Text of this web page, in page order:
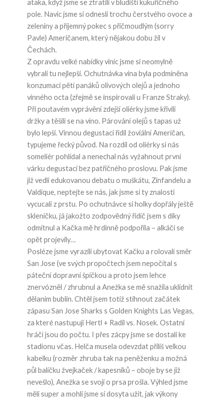
ataka, když jsme se ztratili v bludišti kukuřičného
pole. Navíc jsme si odnesli trochu čerstvého ovoce a
zeleniny a příjemný pokec s přičmoudlým (sorry
Pavle) Američanem, který nějakou dobu žil v
Čechách.
Z opravdu velké nabídky vinic jsme si neomylně
vybrali tu nejlepší. Ochutnávka vína byla podmíněna
konzumací pěti panáků olivových olejů a jednoho
vinného octa (zřejmě se inspirovali u Franze Straky).
Při poutavém vyprávění zdejší oliérky jsme křivili
držky a těšili se na víno. Párování olejů s tapas už
bylo lepší. Vinnou degustaci řídil žoviální Američan,
typujeme řecký původ. Na rozdíl od oliérky si nás
someliér pohlídal a nenechal nás vyžahnout první
várku degustaci bez patřičného proslovu. Pak jsme
již vedli edukovanou debatu o muškátu, Zinfandelu a
Valdique, neptejte se nás, jak jsme si ty znalosti
vycucali z prstu. Po ochutnávce si holky dopřály ještě
skleničku, já jakožto zodpovědný řidič jsem s díky
odmítnul a Kačka mě hrdinně podpořila – alkáči se
opět projevily…
Posléze jsme vyrazili ubytovat Kačku a rolovali směr
San Jose (ve svých propočtech jsem nepočítal s
páteční dopravní špičkou a proto jsem lehce
znervózněl / zhrubnul a Anežka se mě snažila uklidnit
dělaním bublin. Chtěl jsem totiž stihnout začátek
zápasu San Jose Sharks s Golden Knights Las Vegas,
za které nastupují Hertl + Radil vs. Nosek. Ostatní
hráči jsou do počtu. I přes zácpy jsme se dostali ke
stadionu včas. Helča musela odevzdat příliš velkou
kabelku (rozměr zhruba tak na peněženku a možná
půl balíčku žvejkaček / kapesníků – oboje by se již
nevešlo), Anežka se svojí o prsa prošla. Výhled jsme
měli super a mohli jsme si dosyta užít, jak výkony